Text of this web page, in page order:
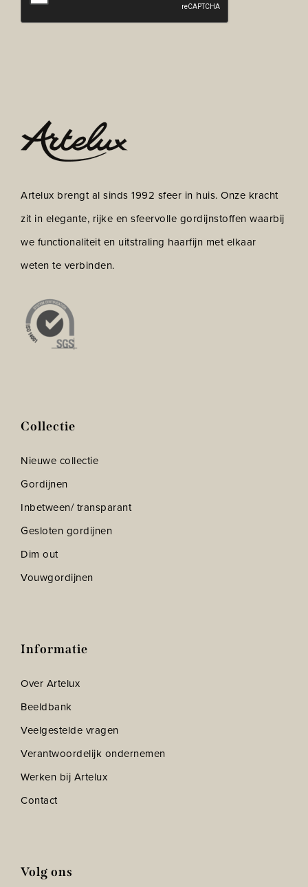
Artelux brengt al sinds 1992 sfeer in huis. Onze kracht
zit in elegante, rijke en sfeervolle gordijnstoffen waarbij
we functionaliteit en uitstraling haarfijn met elkaar
weten te verbinden.
Collectie
Nieuwe collectie
Gordijnen
Inbetween/ transparant
Gesloten gordijnen
Dim out
Vouwgordijnen
Informatie
Over Artelux
Beeldbank
Veelgestelde vragen
Verantwoordelijk ondernemen
Werken bij Artelux
Contact
Volg ons